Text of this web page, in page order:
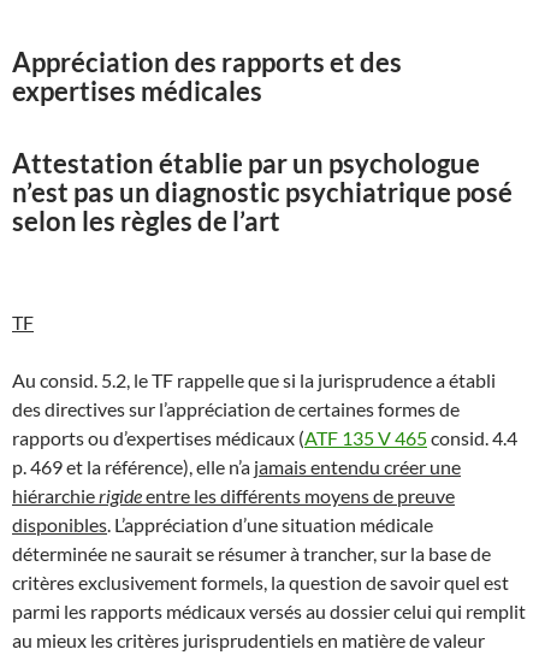
Appréciation des rapports et des
expertises médicales
Attestation établie par un psychologue
n’est pas un diagnostic psychiatrique posé
selon les règles de l’art
TF
Au consid. 5.2, le TF rappelle que si la jurisprudence a établi
des directives sur l’appréciation de certaines formes de
rapports ou d’expertises médicaux (ATF 135 V 465consid. 4.4
p. 469 et la référence), elle n’a jamais entendu créer une
hiérarchierigideentre les différents moyens de preuve
disponibles . L’appréciation d’une situation médicale
déterminée ne saurait se résumer à trancher, sur la base de
critères exclusivement formels, la question de savoir quel est
parmi les rapports médicaux versés au dossier celui qui remplit
au mieux les critères jurisprudentiels en matière de valeur